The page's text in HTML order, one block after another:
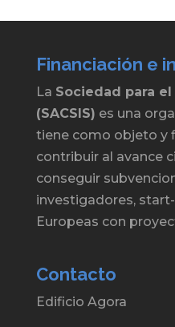
Financiación e
La Sociedad para
(SACSIS) es una
tiene como objeto y
contribuir al avance
conseguir
investigadores,
Europeas con
Contacto
Edificio Agora